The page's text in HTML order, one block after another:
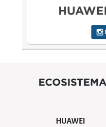
HUAWEI